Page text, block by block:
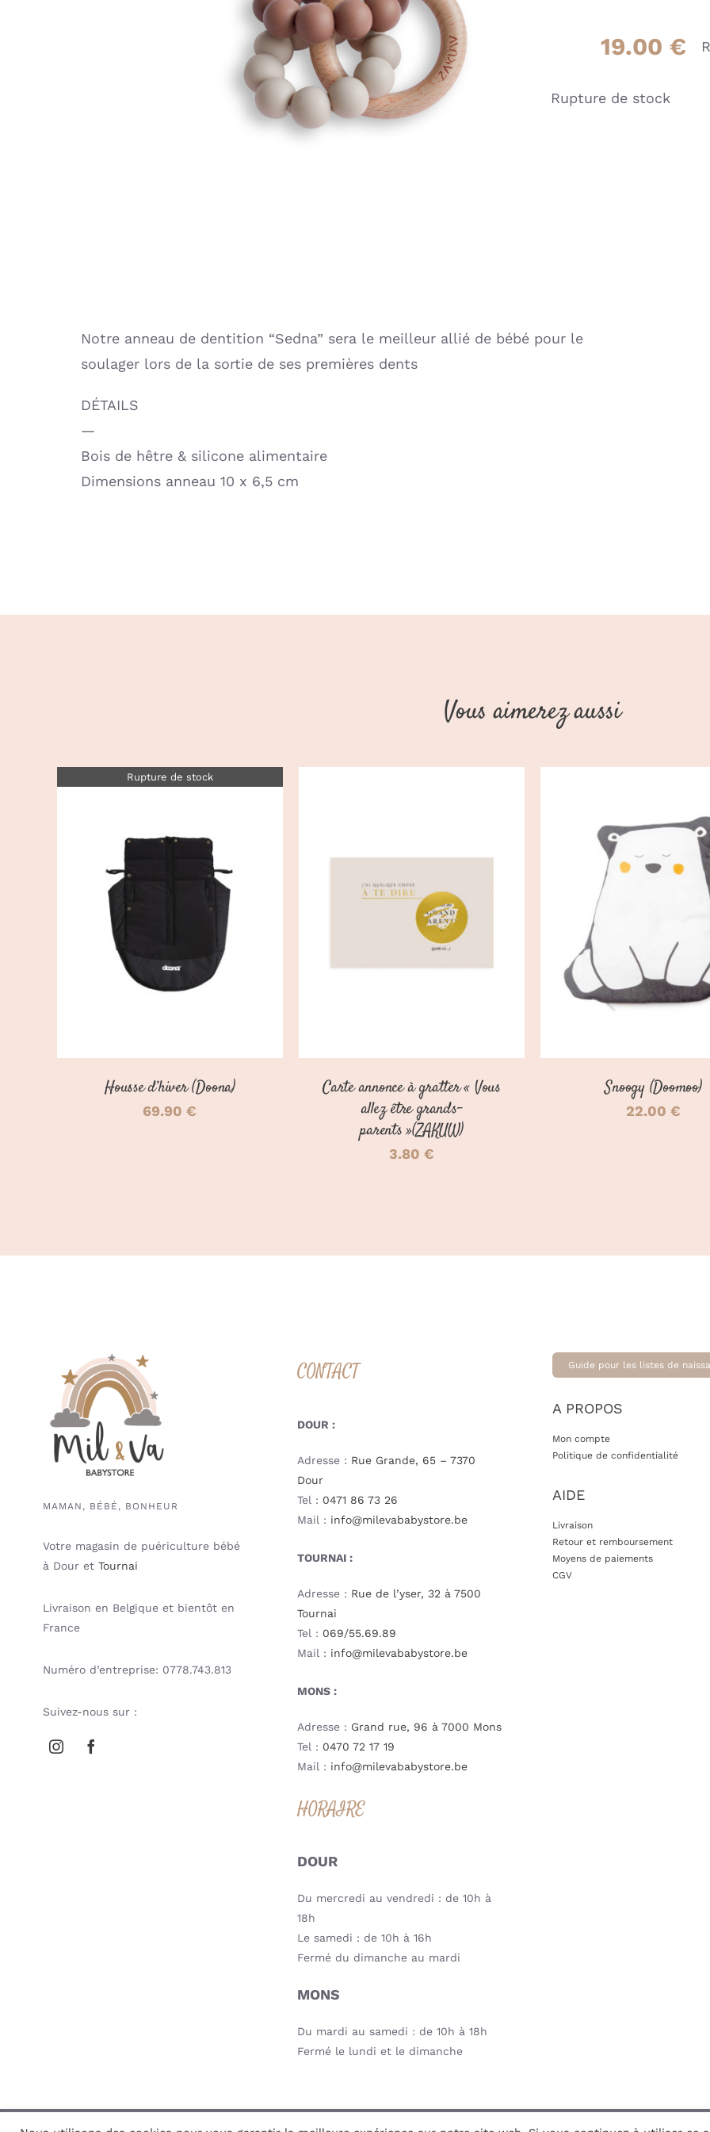
19.00 €
Rupture de stock
Notre anneau de dentition “Sedna” sera le meilleur allié de bébé pour le
soulager lors de la sortie de ses premières dents
DÉTAILS
—
Bois de hêtre & silicone alimentaire
Dimensions anneau 10 x 6,5 cm
Vous aimerez aussi
Rupture de stock
Housse d’hiver (Doona)
69.90€
AJOUTER AU PANIER
DÉTAILS
Carte annonce à gratter « Vous
allez être grands-
parents »(ZAKUW)
3.80 €
CHOIX DES OPTIONS
Snoogy (Doomoo)
22.00 €
MAMAN, BÉBÉ, BONHEUR
Votre magasin de puériculture bébé
à Dour et Tournai
Livraison en Belgique et bientôt en
France
Numéro d’entreprise: 0778.743.813
Suivez-nous sur :
CONTACT
DOUR :
Adresse : Rue Grande, 65 – 7370
Dour
Tel : 0471 86 73 26
Mail : info@milevababystore.be
TOURNAI :
Adresse : Rue de l’yser, 32 à 7500
Tournai
Tel : 069/55.69.89
Mail : info@milevababystore.be
MONS :
Adresse : Grand rue, 96 à 7000 Mons
Tel : 0470 72 17 19
Mail : info@milevababystore.be
HORAIRE
DOUR
Du mercredi au vendredi : de 10h à
18h
Le samedi : de 10h à 16h
Fermé du dimanche au mardi
MONS
Du mardi au samedi : de 10h à 18h
Fermé le lundi et le dimanche
Guide pour les listes de
A PROPOS
Mon compte
Politique de confidentialité
AIDE
Livraison
Retour et remboursement
Moyens de paiements
CGV